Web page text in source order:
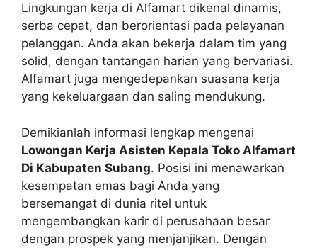
Lingkungan kerja di Alfamart dikenal dinamis,
serba cepat, dan berorientasi pada pelayanan
pelanggan. Anda akan bekerja dalam tim yang
solid, dengan tantangan harian yang bervariasi.
Alfamart juga mengedepankan suasana kerja
yang kekeluargaan dan saling mendukung.
Demikianlah informasi lengkap mengenai
Lowongan Kerja Asisten Kepala Toko Alfamart
Di Kabupaten Subang. Posisi ini menawarkan
kesempatan emas bagi Anda yang
bersemangat di dunia ritel untuk
mengembangkan karir di perusahaan besar
dengan prospek yang menjanjikan. Dengan